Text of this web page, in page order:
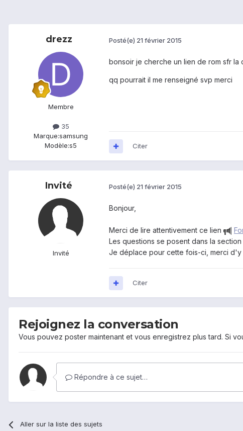
drezz
Membre
35
Marque:samsung
Modèle:s5
Posté(e) 21 février 2015
bonsoir je cherche un lien de rom sfr la
qq pourrait il me renseigné svp merci
Citer
Invité
Invité
Posté(e) 21 février 2015
Bonjour,
Merci de lire attentivement ce lien
Les questions se posent dans la
Je déplace pour cette fois-ci, merci d'y
Citer
Rejoignez la conversation
Vous pouvez poster maintenant et vous enregistrez plus tard. Si
Répondre à ce sujet…
Aller sur la liste des sujets